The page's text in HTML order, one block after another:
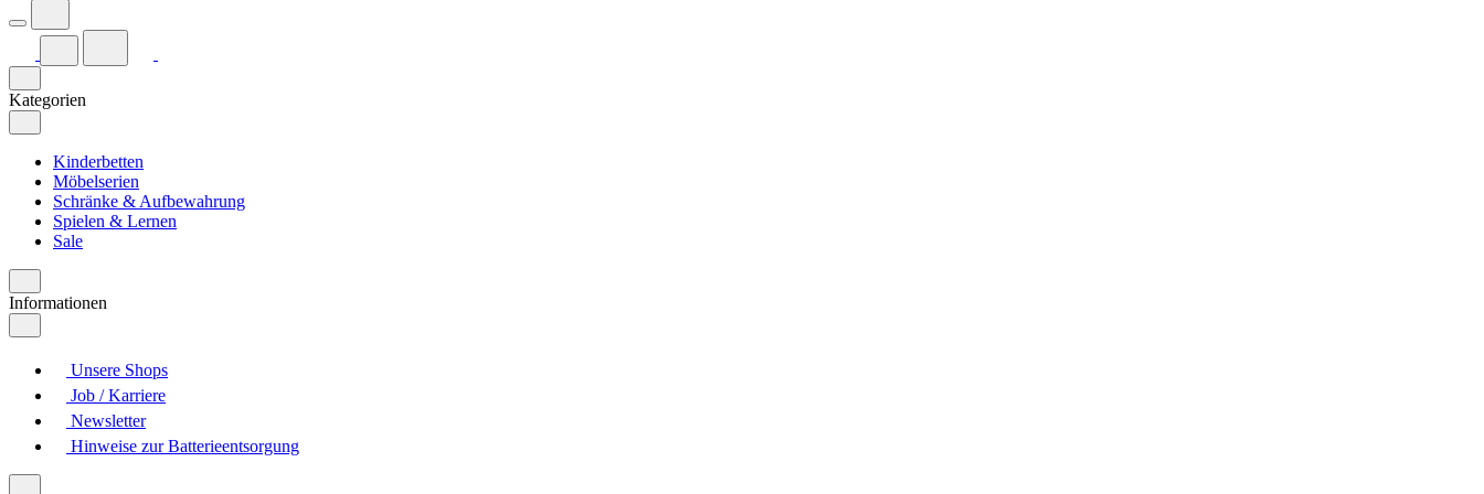
Kategorien
Kinderbetten
Möbelserien
Schränke & Aufbewahrung
Spielen & Lernen
Sale
Informationen
Unsere Shops
Job / Karriere
Newsletter
Hinweise zur Batterieentsorgung